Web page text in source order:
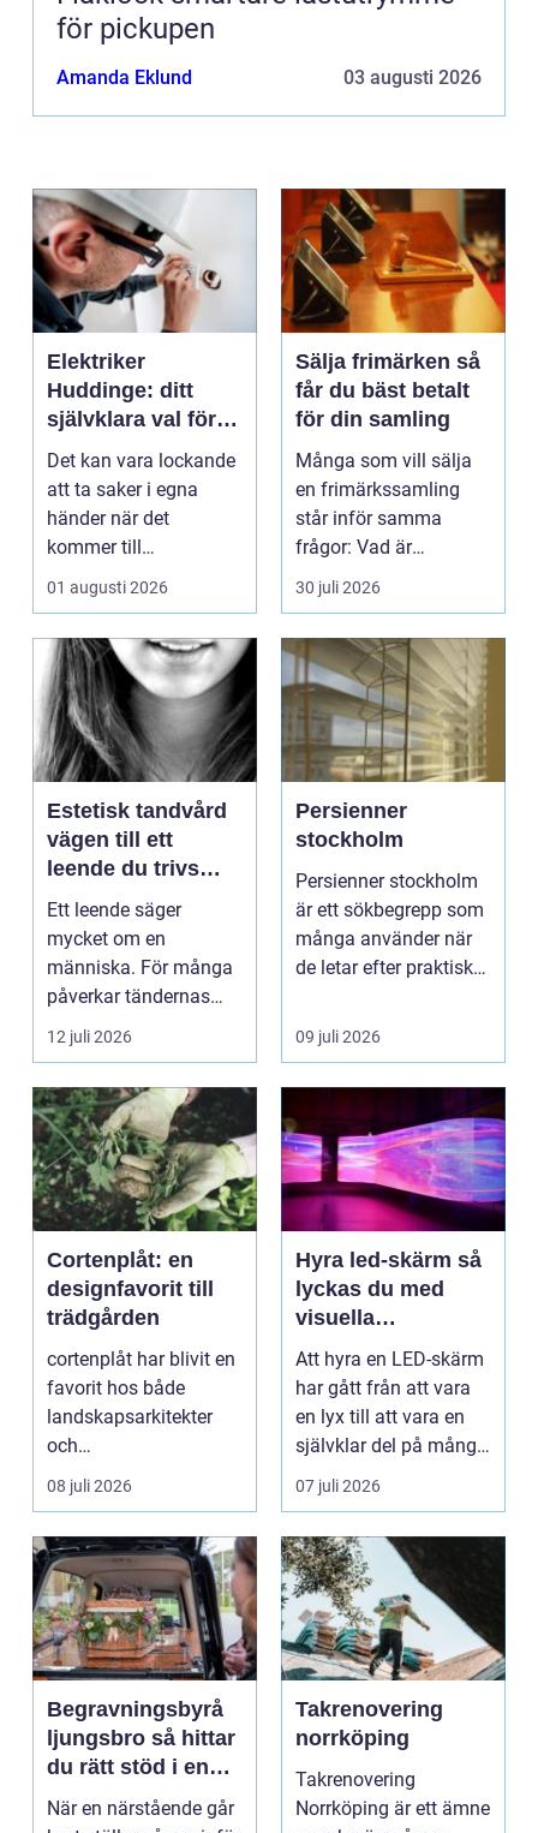
för pickupen
Amanda Eklund 03 augusti 2026
Elektriker
Huddinge: ditt
självklara val för
säker elinstallation
Det kan vara lockande
att ta saker i egna
händer när det
kommer till
hemförbättr...
01 augusti 2026
Sälja frimärken så
får du bäst betalt
för din samling
Många som vill sälja
en frimärkssamling
står inför samma
frågor: Vad är
samlingen värd? Var
vänder m...
30 juli 2026
Estetisk tandvård
vägen till ett
leende du trivs
med
Ett leende säger
mycket om en
människa. För många
påverkar tändernas
utseende både
självförtroendet ...
12 juli 2026
Persienner
stockholm
Persienner stockholm
är ett sökbegrepp som
många använder när
de letar efter praktiska
09 juli 2026
Cortenplåt: en
designfavorit till
trädgården
cortenplåt har blivit en
favorit hos både
landskapsarkitekter
och
trädgårdsentusiaster.
Det är ett m...
08 juli 2026
Hyra led-skärm så
lyckas du med
visuella
upplevelser på
event
Att hyra en LED-skärm
har gått från att vara
en lyx till att vara en
självklar del på många
event, m...
07 juli 2026
Begravningsbyrå
ljungsbro så hittar
du rätt stöd i en
svår tid
När en närstående går
Takrenovering
norrköping
Takrenovering
Norrköping är ett ämne